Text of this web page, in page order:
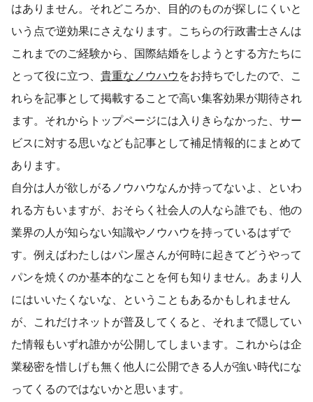
はありません。それどころか、目的のものが探しにくいと
いう点で逆効果にさえなります。こちらの行政書士さんは
これまでのご経験から、国際結婚をしようとする方たちに
とって役に立つ、 貴重なノウハウをお持ちでしたので、こ
れらを記事として掲載することで高い集客効果が期待され
ます。それからトップページには入りきらなかった、サー
ビスに対する思いなども記事として補足情報的にまとめて
あります。
自分は人が欲しがるノウハウなんか持ってないよ、といわ
れる方もいますが、おそらく社会人の人なら誰でも、他の
業界の人が知らない知識やノウハウを持っているはずで
す。例えばわたしはパン屋さんが何時に起きてどうやって
パンを焼くのか基本的なことを何も知りません。あまり人
にはいいたくないな、ということもあるかもしれません
が、これだけネットが普及してくると、それまで隠してい
た情報もいずれ誰かが公開してしまいます。これからは企
業秘密を惜しげも無く他人に公開できる人が強い時代にな
ってくるのではないかと思います。